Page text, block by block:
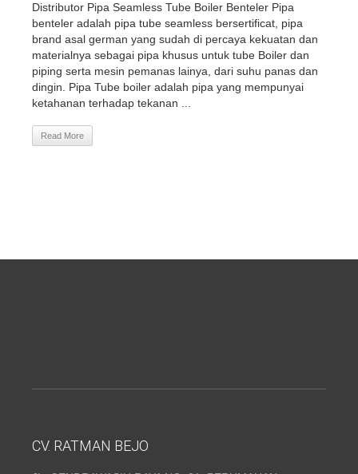
Distributor Pipa Seamless Tube Boiler Benteler Pipa
benteler adalah pipa tube seamless bersertificat, pipa
brand asal german yang sudah di percaya kekuatan dan
materialnya sebagai pipa khusus untuk tube Boiler dan
piping serta mesin pemanas lainya, dari suhu panas dan
dingin. Pipa Tube boiler adalah pipa yang mempunyai
ketahanan terhadap tekanan ...
Read More
CV. RATMAN BEJO